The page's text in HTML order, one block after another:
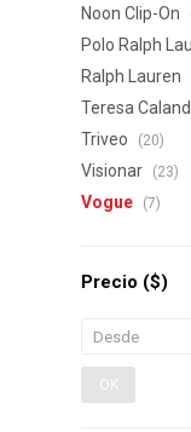
Noon Clip-On
Polo Ralph
Ralph Lauren
Teresa
Triveo (20)
Visionar (23)
Vogue (7)
Precio ($)
OK